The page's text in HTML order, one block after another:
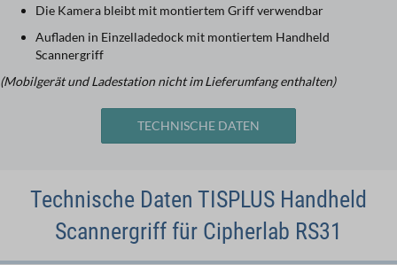
Die Kamera bleibt mit montiertem Griff verwendbar
Aufladen in Einzelladedock mit montiertem Handheld
Scannergriff
(Mobilgerät und Ladestation nicht im Lieferumfang enthalten)
TECHNISCHE DATEN
Technische Daten TISPLUS Handheld
Scannergriff für Cipherlab RS31